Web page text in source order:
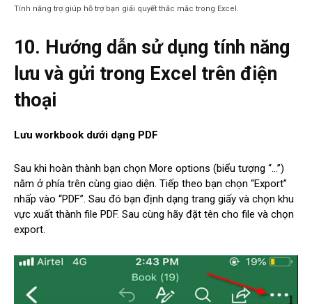
Tính năng trợ giúp hỗ trợ bạn giải quyết thắc mắc trong Excel.
10. Hướng dẫn sử dụng tính năng
lưu và gửi trong Excel trên điện
thoại
Lưu workbook dưới dạng PDF
Sau khi hoàn thành bạn chọn More options (biểu tượng “…”)
nằm ở phía trên cùng giao diện. Tiếp theo bạn chọn “Export”
nhấp vào “PDF”. Sau đó bạn định dạng trang giấy và chọn khu
vực xuất thành file PDF. Sau cùng hãy đặt tên cho file và chọn
export.